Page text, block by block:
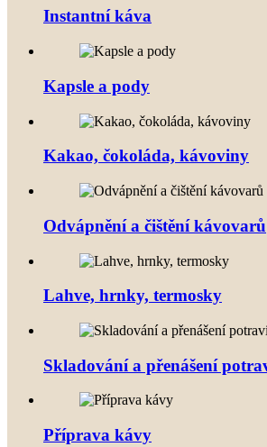
Instantní káva
Kapsle a pody
Kakao, čokoláda, kávoviny
Odvápnění a čištění kávovarů
Lahve, hrnky, termosky
Skladování a přenášení
Příprava kávy